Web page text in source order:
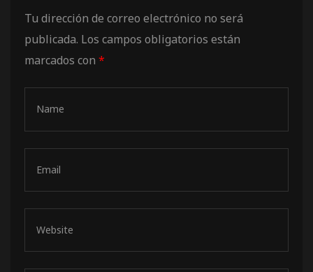
Tu dirección de correo electrónico no será
publicada. Los campos obligatorios están
marcados con *
Series